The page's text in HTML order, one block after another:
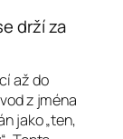
drží za
až do
z jména
jako „ten,